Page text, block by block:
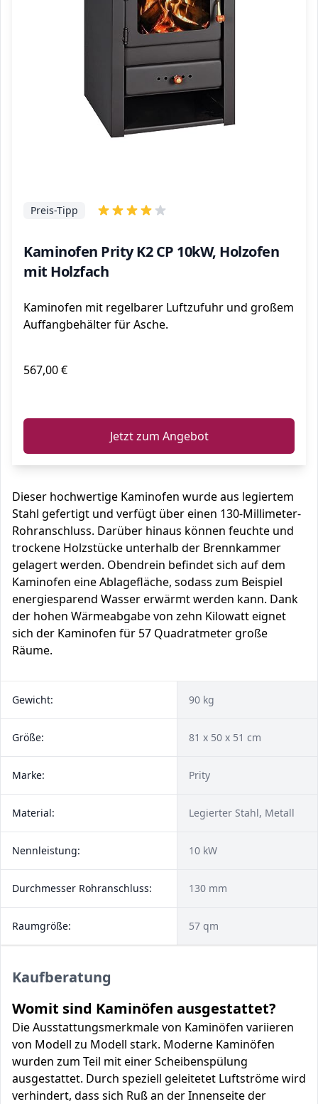
Kaminofen Prity K2 CP 10kW, Holzofen
mit Holzfach
Preis-Tipp
Kaminofen mit regelbarer Luftzufuhr und großem
Auffangbehälter für Asche.
567,00 €
Jetzt zum Angebot
Dieser hochwertige Kaminofen wurde aus legiertem
Stahl gefertigt und verfügt über einen 130-Millimeter-
Rohranschluss. Darüber hinaus können feuchte und
trockene Holzstücke unterhalb der Brennkammer
gelagert werden. Obendrein befindet sich auf dem
Kaminofen eine Ablagefläche, sodass zum Beispiel
energiesparend Wasser erwärmt werden kann. Dank
der hohen Wärmeabgabe von zehn Kilowatt eignet
sich der Kaminofen für 57 Quadratmeter große
Räume.
Gewicht: 90 kg
Größe: 81 x 50 x 51 cm
Marke: Prity
Material: Legierter Stahl, Metall
Nennleistung: 10 kW
Durchmesser Rohranschluss: 130 mm
Raumgröße: 57 qm
Kaufberatung
Womit sind Kaminöfen ausgestattet?
Die Ausstattungsmerkmale von Kaminöfen variieren
von Modell zu Modell stark. Moderne Kaminöfen
wurden zum Teil mit einer Scheibenspülung
ausgestattet. Durch speziell geleitetet Luftströme wird
verhindert, dass sich Ruß an der Innenseite der